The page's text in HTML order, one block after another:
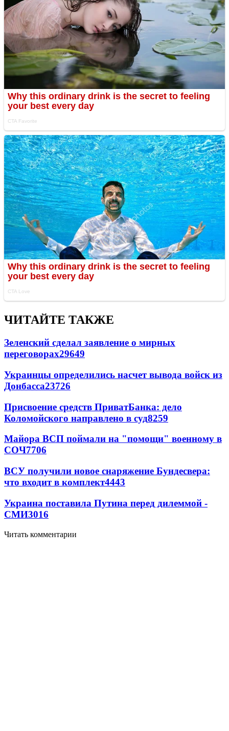
ЧИТАЙТЕ ТАКЖЕ
Зеленский сделал заявление о мирных
переговорах29649
Украинцы определились насчет вывода войск из
Донбасса23726
Присвоение средств ПриватБанка: дело
Коломойского направлено в суд8259
Майора ВСП поймали на "помощи" военному в
СОЧ7706
ВСУ получили новое снаряжение Бундесвера:
что входит в комплект4443
Украина поставила Путина перед дилеммой -
СМИ3016
Читать комментарии